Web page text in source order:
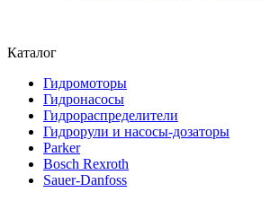
Каталог
Гидромоторы
Гидронасосы
Гидрораспределители
Гидрорули и насосы-дозаторы
Parker
Bosch Rexroth
Sauer-Danfoss